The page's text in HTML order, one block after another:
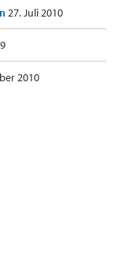
27. Juli 2010
2010